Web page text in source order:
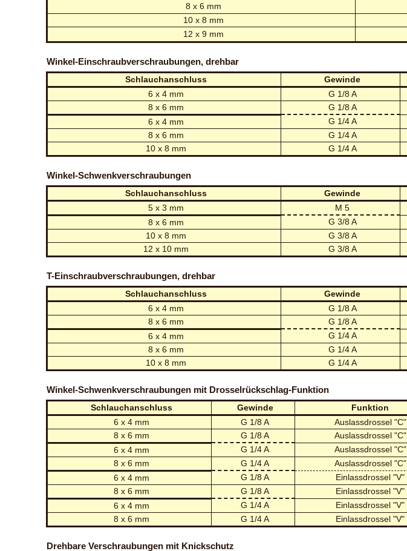
8 x 6 mm
10 x 8 mm
12 x 9 mm
Winkel-Einschraubverschraubungen, drehbar
Schlauchanschluss Gewinde
6 x 4 mm
G 1/8 A
8 x 6 mm
G 1/8 A
6 x 4 mm
G 1/4 A
8 x 6 mm
G 1/4 A
10 x 8 mm
G 1/4 A
Winkel-Schwenkverschraubungen
Schlauchanschluss Gewinde
5 x 3 mm
M 5
8 x 6 mm
G 3/8 A
10 x 8 mm
G 3/8 A
12 x 10 mm
G 3/8 A
T-Einschraubverschraubungen, drehbar
Schlauchanschluss Gewinde
6 x 4 mm
G 1/8 A
8 x 6 mm
G 1/8 A
6 x 4 mm
G 1/4 A
8 x 6 mm
G 1/4 A
10 x 8 mm
G 1/4 A
Winkel-Schwenkverschraubungen mit Drosselrückschlag-Funktion
Schlauchanschluss Gewinde Funktion
6 x 4 mm
G 1/8 A Auslassdrossel "C"
8 x 6 mm
G 1/8 A Auslassdrossel "C"
6 x 4 mm
G 1/4 A Auslassdrossel "C"
8 x 6 mm
G 1/4 A Auslassdrossel "C"
6 x 4 mm
G 1/8 A Einlassdrossel "V"
8 x 6 mm
G 1/8 A Einlassdrossel "V"
6 x 4 mm
G 1/4 A Einlassdrossel "V"
8 x 6 mm
G 1/4 A Einlassdrossel "V"
Drehbare Verschraubungen mit Knickschutz